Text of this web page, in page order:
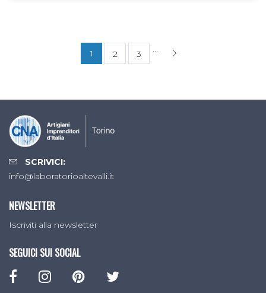
1 2 3 ...
SCRIVICI:
info@laboratorioaltevalli.it
NEWSLETTER
Iscriviti alla newsletter
SEGUICI SUI SOCIAL